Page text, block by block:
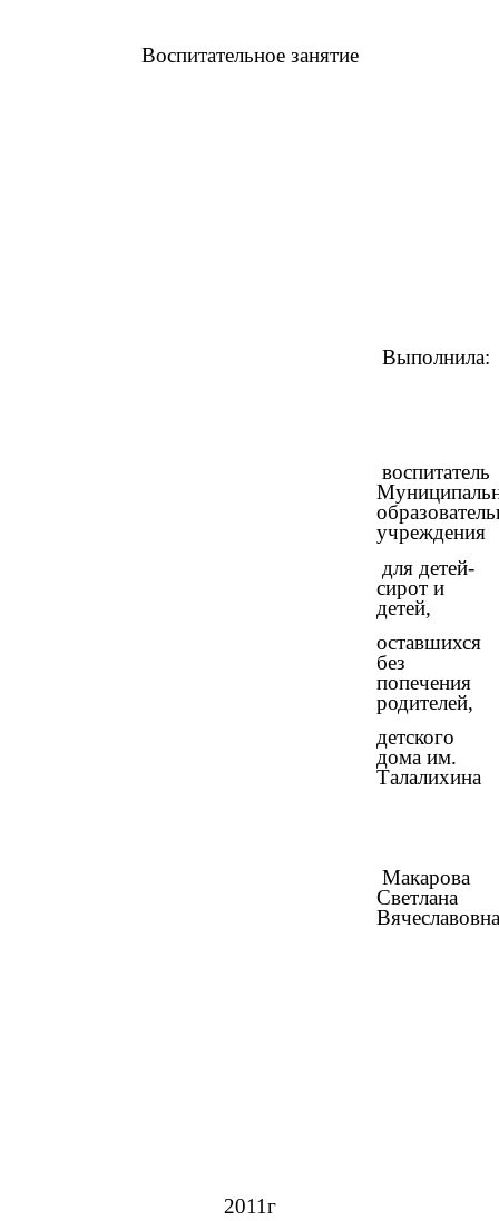
Воспитательное занятие
Выполнила:
воспитатель
учреждения
для детей-
сирот и
детей,
оставшихся
без
попечения
родителей,
детского
дома им.
Талалихина
Макарова
Светлана
2011г